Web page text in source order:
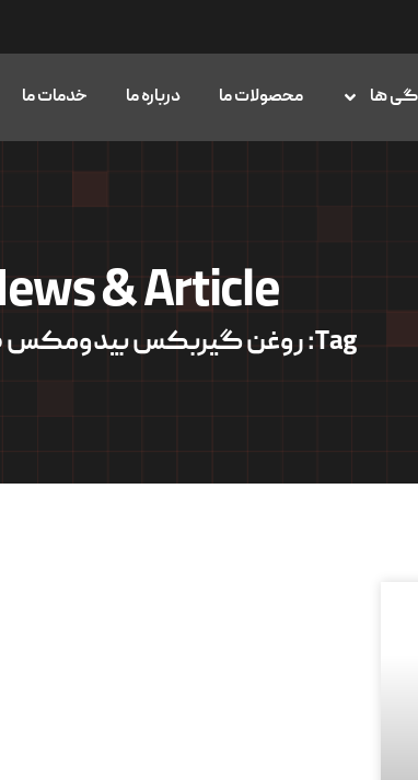
ها محصولات ما درباره ما خدمات ما
& Article
Tag: روغن گیربکس بیدومکس ۸۵W-۱۴۰